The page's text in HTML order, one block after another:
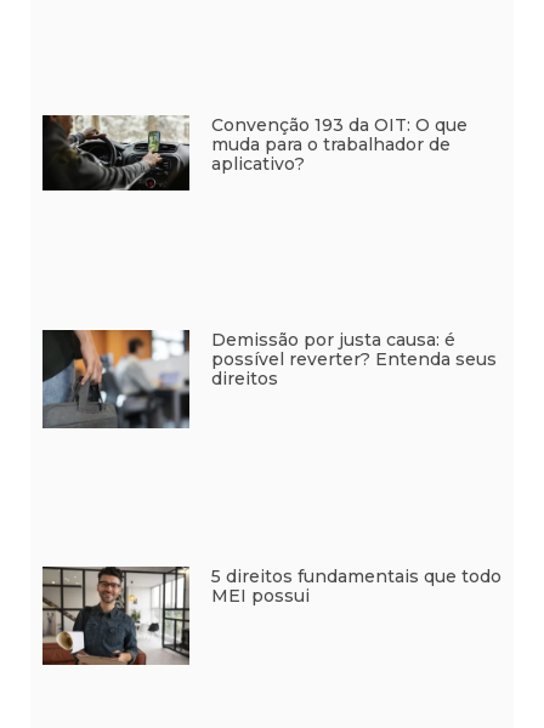
Convenção 193 da OIT: O que
muda para o trabalhador de
aplicativo?
Demissão por justa causa: é
possível reverter? Entenda seus
direitos
5 direitos fundamentais que todo
MEI possui